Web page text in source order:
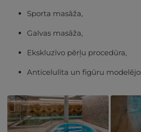
Sporta masāža,
Galvas masāža,
Ekskluzīvo pērļu procedūra,
Anticelulīta un figūru